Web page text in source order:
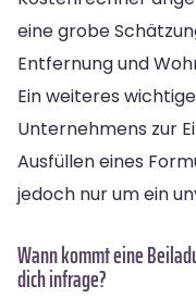
eine grobe
Entfernung und
Ein weiteres
Unternehmens zur
Ausfüllen eines
jedoch nur um ein
Wann kommt eine
dich infrage?